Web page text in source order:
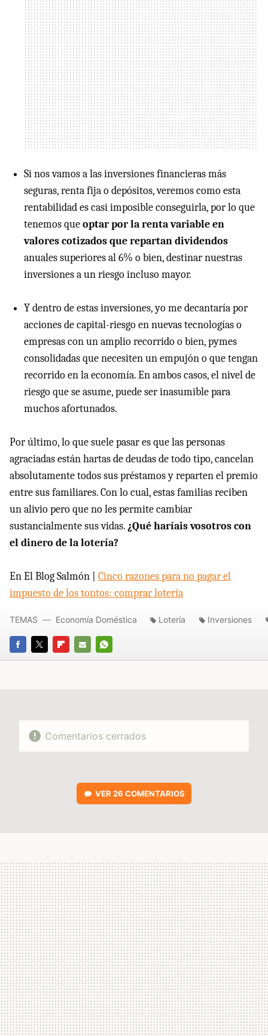
Si nos vamos a las inversiones financieras más
seguras, renta fija o depósitos, veremos como esta
rentabilidad es casi imposible conseguirla, por lo que
tenemos queoptar por la renta variable en
valores cotizados que repartan dividendos
anuales superiores al 6% o bien, destinar nuestras
inversiones a un riesgo incluso mayor.
Y dentro de estas inversiones, yo me decantaría por
acciones de capital-riesgo en nuevas tecnologías o
empresas con un amplio recorrido o bien, pymes
consolidadas que necesiten un empujón o que tengan
recorrido en la economía. En ambos casos, el nivel de
riesgo que se asume, puede ser inasumible para
muchos afortunados.
Por último, lo que suele pasar es que las personas
agraciadas están hartas de deudas de todo tipo, cancelan
absolutamente todos sus préstamos y reparten el premio
entre sus familiares. Con lo cual, estas familias reciben
un alivio pero que no les permite cambiar
sustancialmente sus vidas. ¿Qué haríais vosotros con
el dinero de la lotería?
En El Blog Salmón | Cinco razones para no pagar el
impuesto de los tontos: comprar lotería
FACEBOOK
TWITTERFLIPBOARD
E-
WHATSAPP
TEMAS Economía Doméstica Lotería Inversiones
Comentarios cerrados
VER 26 COMENTARIOS